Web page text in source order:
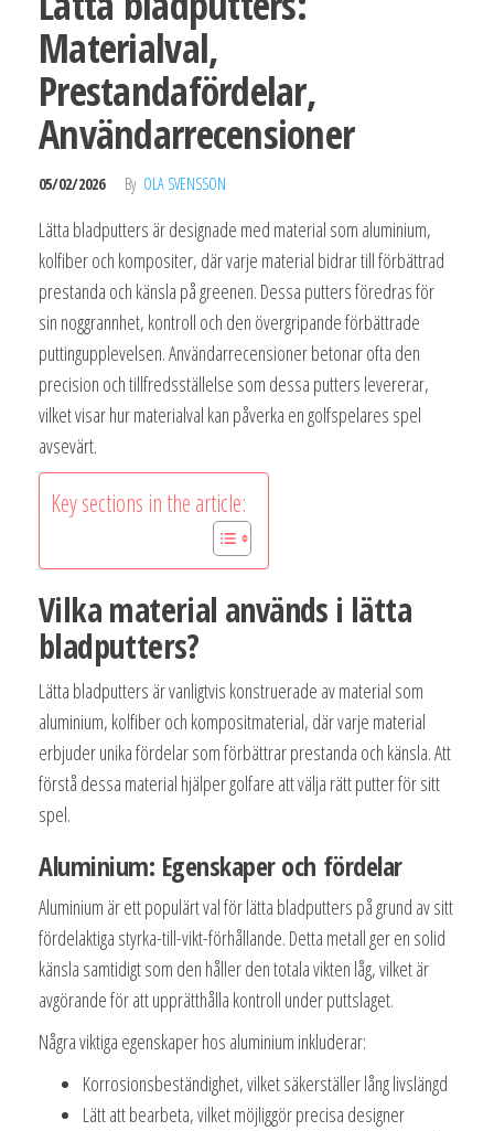
Materialval,
Prestandafördelar,
Användarrecensioner
05/02/2026 By OLA SVENSSON
Lätta bladputters är designade med material som aluminium,
kolfiber och kompositer, där varje material bidrar till förbättrad
prestanda och känsla på greenen. Dessa putters föredras för
sin noggrannhet, kontroll och den övergripande förbättrade
puttingupplevelsen. Användarrecensioner betonar ofta den
precision och tillfredsställelse som dessa putters levererar,
vilket visar hur materialval kan påverka en golfspelares spel
avsevärt.
Key sections in the article:
Vilka material används i lätta
bladputters?
Lätta bladputters är vanligtvis konstruerade av material som
aluminium, kolfiber och kompositmaterial, där varje material
erbjuder unika fördelar som förbättrar prestanda och känsla. Att
förstå dessa material hjälper golfare att välja rätt putter för sitt
spel.
Aluminium: Egenskaper och fördelar
Aluminium är ett populärt val för lätta bladputters på grund av sitt
fördelaktiga styrka-till-vikt-förhållande. Detta metall ger en solid
känsla samtidigt som den håller den totala vikten låg, vilket är
avgörande för att upprätthålla kontroll under puttslaget.
Några viktiga egenskaper hos aluminium inkluderar:
Korrosionsbeständighet, vilket säkerställer lång livslängd
Lätt att bearbeta, vilket möjliggör precisa designer